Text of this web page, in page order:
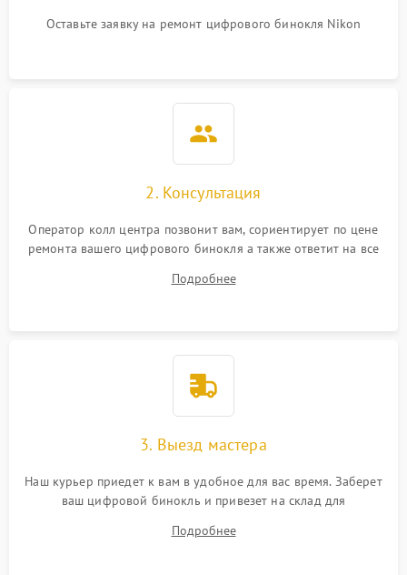
Оставьте заявку на ремонт цифрового бинокля Nikon
2. Консультация
Оператор колл центра позвонит вам, сориентирует по цене
ремонта вашего цифрового бинокля а также ответит на все
Подробнее
3. Выезд мастера
Наш курьер приедет к вам в удобное для вас время. Заберет
ваш цифровой бинокль и привезет на склад для
Подробнее